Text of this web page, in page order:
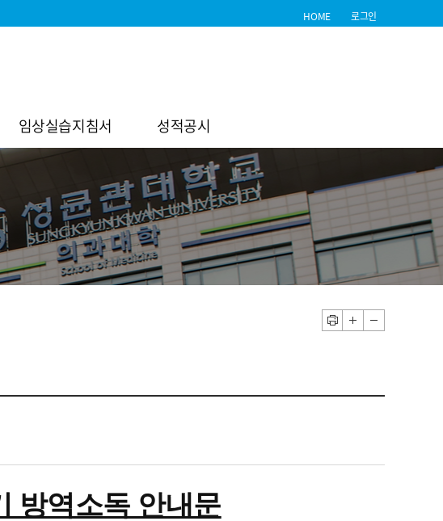
HOME 로그인
임상실습지침서 성적공시
방역소독 안내문